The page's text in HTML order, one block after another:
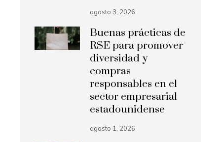
agosto 3, 2026
Buenas prácticas de
RSE para promover
diversidad y
compras
responsables en el
sector empresarial
estadounidense
agosto 1, 2026